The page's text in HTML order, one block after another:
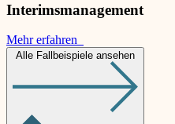
Interimsmanagement
Mehr erfahren
Alle Fallbeispiele ansehen